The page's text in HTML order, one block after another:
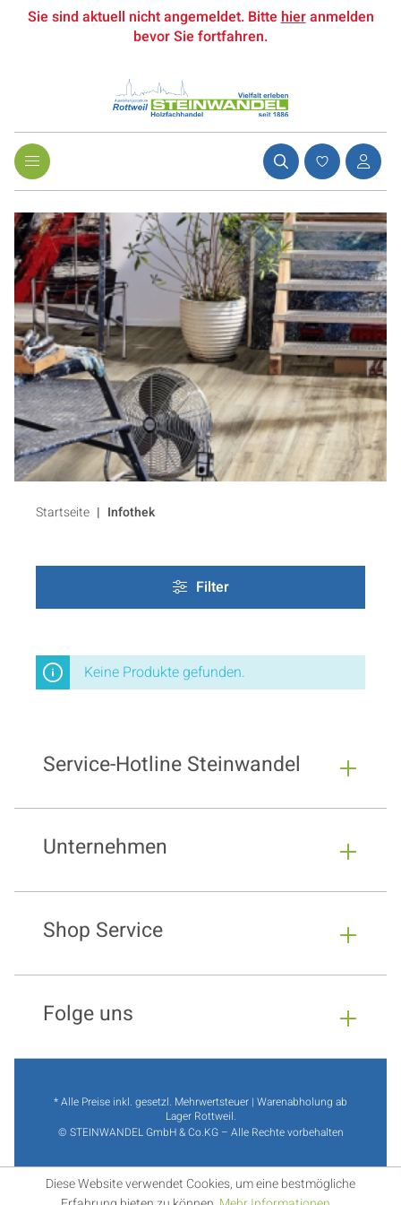
Sie sind aktuell nicht angemeldet. Bittehieranmelden
bevor Sie fortfahren.
Startseite Infothek
Filter
Keine Produkte gefunden.
Service-Hotline Steinwandel
Unternehmen
Shop Service
Folge uns
* Alle Preise inkl. gesetzl. Mehrwertsteuer | Warenabholung ab
Lager Rottweil.
© STEINWANDEL GmbH & Co.KG – Alle Rechte vorbehalten
Diese Website verwendet Cookies, um eine bestmögliche